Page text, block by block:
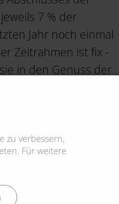
7 % der
Jahr noch einmal
Zeitrahmen ist fix -
in den Genuss der
durch
anerkannt. Sie
dürfen direkt zu 50
für
zu verbessern,
Für weitere